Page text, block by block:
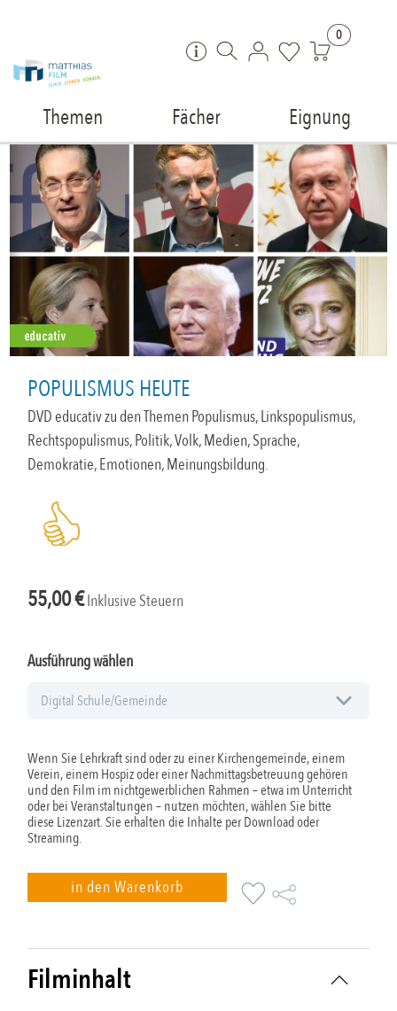
0
Themen Fächer Eignung
POPULISMUS HEUTE
DVD educativ zu den Themen Populismus, Linkspopulismus,
Rechtspopulismus, Politik, Volk, Medien, Sprache,
Demokratie, Emotionen, Meinungsbildung.
55,00€Inklusive Steuern
Ausführung wählen
Wenn Sie Lehrkraft sind oder zu einer Kirchengemeinde, einem
Verein, einem Hospiz oder einer Nachmittagsbetreuung gehören
und den Film im nichtgewerblichen Rahmen – etwa im Unterricht
oder bei Veranstaltungen – nutzen möchten, wählen Sie bitte
diese Lizenzart. Sie erhalten die Inhalte per Download oder
Streaming.
in den Warenkorb
Filminhalt